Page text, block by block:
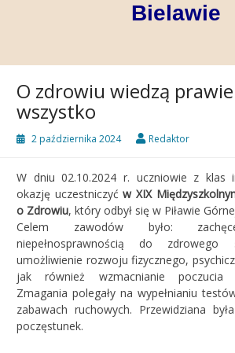
Bielawie
O zdrowiu wiedzą prawie
wszystko
2 października 2024 Redaktor
W dniu 02.10.2024 r. uczniowie z klas
okazję uczestniczyćw XIX
o Zdrowiu, który odbył się w Piławie
Celem zawodów było:
niepełnosprawnością do
umożliwienie rozwoju fizycznego,
jak również wzmacnianie poczucia
Zmagania polegały na wypełnianiu
zabawach ruchowych. Przewidziana
poczęstunek.